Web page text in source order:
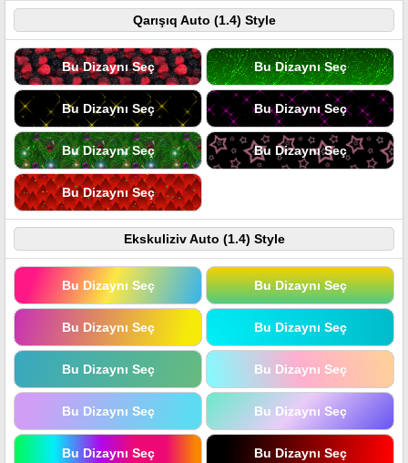
Qarışıq Auto (1.4) Style
Bu Dizaynı Seç Bu Dizaynı Seç
Bu Dizaynı Seç Bu Dizaynı Seç
Bu Dizaynı Seç Bu Dizaynı Seç
Bu Dizaynı Seç
Ekskuliziv Auto (1.4) Style
Bu Dizaynı Seç Bu Dizaynı Seç
Bu Dizaynı Seç Bu Dizaynı Seç
Bu Dizaynı Seç Bu Dizaynı Seç
Bu Dizaynı Seç Bu Dizaynı Seç
Bu Dizaynı Seç Bu Dizaynı Seç